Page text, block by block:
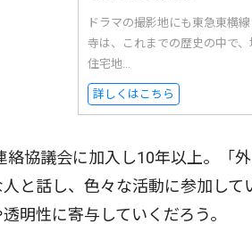
ドラマの撮影地にも東急東横
寺は、これまでの歴史の中で
住宅地...
詳しくはこちら
協議会に加入し10年以上。「
と話し、色々な活動に参加し
明性に寄与していくだろう。